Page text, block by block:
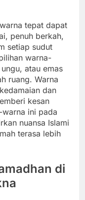
tepat dapat
penuh berkah,
setiap sudut
warna-
atau emas
ruang. Warna
dan
kesan
ini pada
nuansa Islami
terasa lebih
di